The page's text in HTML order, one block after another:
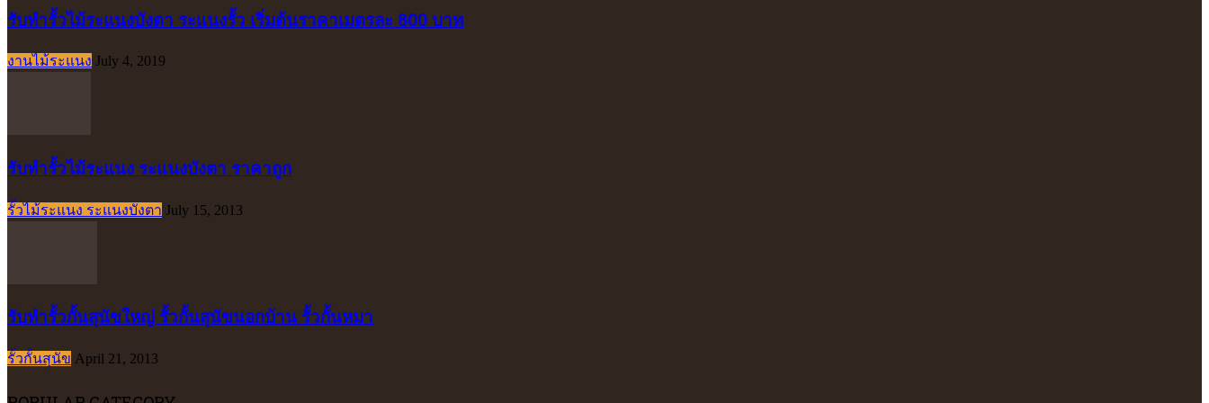
รับทำรั้วไม้ระแนงบังตา ระแนงรั้ว เริ่มต้นราคาเมตรละ 800 บาท
งานไม้ระแนง July 4, 2019
รับทำรั้วไม้ระแนง ระแนงบังตา ราคาถูก
รั้วไม้ระแนง ระแนงบังตา July 15, 2013
รับทำรั้วกั้นสุนัขใหญ่ รั้วกั้นสุนัขนอกบ้าน รั้วกั้นหมา
รั้วกั้นสุนัข April 21, 2013